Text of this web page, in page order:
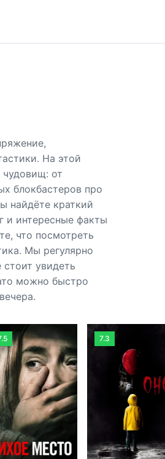
На этой
от
блокбастеров про
найдёте краткий
и интересные факты
что посмотреть
Мы регулярно
увидеть
можно быстро
7.3